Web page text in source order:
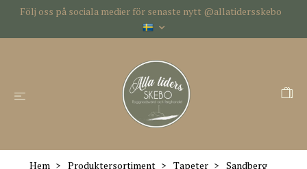
Följ oss på sociala medier för senaste nytt @allatidersskebo
Hem Produktersortiment Tapeter
Sandberg